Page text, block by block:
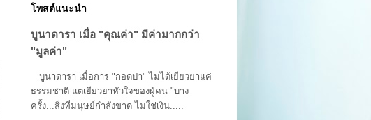
โพสต์แนะนำ
บูนาดารา เมื่อ "คุณค่า" มีค่ามากกว่า
"มูลค่า"
บูนาดารา เมื่อการ "กอดป่า" ไม่ได้เยียวยาแค่
ธรรมชาติ แต่เยียวยาหัวใจของผู้คน "บาง
ครั้ง...สิ่งที่มนุษย์กำลังขาด ไม่ใช่เงิน.....